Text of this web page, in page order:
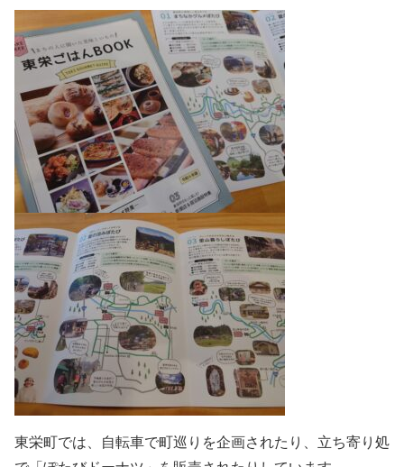
東栄町では、自転車で町巡りを企画されたり、立ち寄り処